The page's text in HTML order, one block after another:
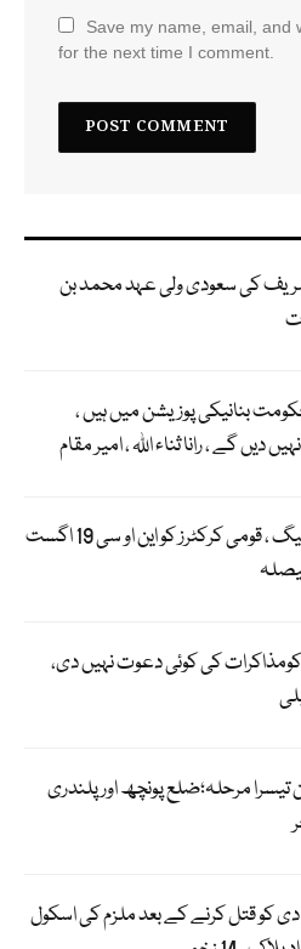
Save my name, email, and
for the next time I comment.
کی سعودی ولی عہد محمد بن
بنانیکی پوزیشن میں ہیں ،
دیں گے ، رانا ثناء اللہ ، امیر مقام
کیریبین پریمیئر لیگ ، قومی کرکٹرز کو این او سی 19 اگست
کی کوئی دعوت نہیں دی،
تیسرا مرحلہ؛ضلع پونچھ اور پلندری
کو قتل کرنے کے بعد ملزم کی اسکول